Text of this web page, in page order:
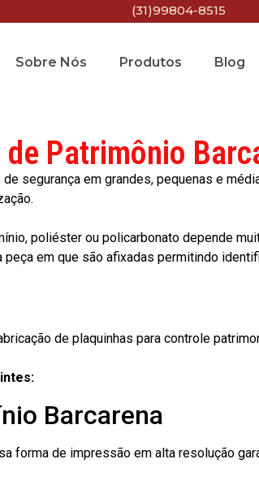
(31)99804-8515
Sobre Nós Produtos Blog
de Patrimônio
segurança em grandes, pequenas e
poliéster ou policarbonato depende
em que são afixadas permitindo
de plaquinhas para controle
Barcarena
forma de impressão em alta resolução